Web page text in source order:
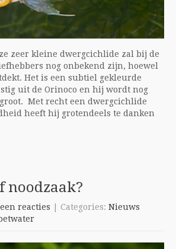
zeer kleine dwergcichlide zal bij de
nog onbekend zijn, hoewel
Het is een subtiel gekleurde
uit de Orinoco en hij wordt nog
Met recht een dwergcichlide
heeft hij grotendeels te danken
noodzaak?
reacties | Categories: Nieuws